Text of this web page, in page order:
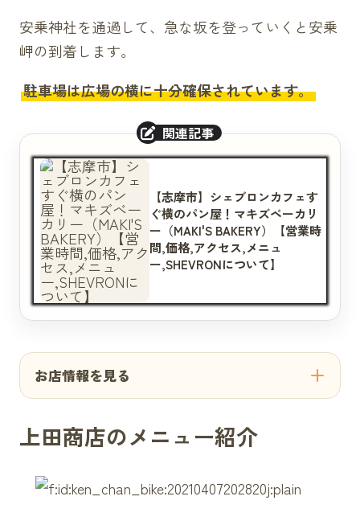
安乗神社を通過して、急な坂を登っていくと安乗
岬の到着します。
駐車場は広場の横に十分確保されています。
【志摩市】シェブロンカフェす
ぐ横のパン屋！マキズベーカリ
ー（MAKI'S BAKERY）【営業時
間,価格,アクセス,メニュ
ー,SHEVRONについて】
お店情報を見る
上田商店のメニュー紹介